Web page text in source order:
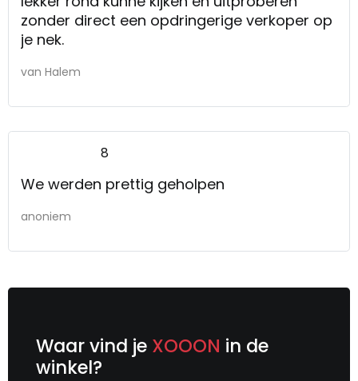
zonder direct een opdringerige verkoper op
je nek.
van Halem
8
We werden prettig geholpen
anoniem
Waar vind je XOOON in de
winkel?